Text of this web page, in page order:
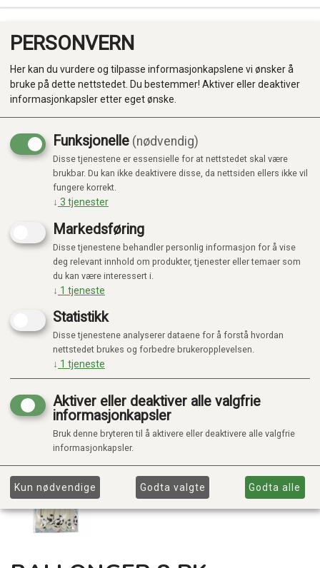
Produkter
Kategorier
PERSONVERN
Her kan du vurdere og tilpasse informasjonkapslene vi ønsker å
bruke på dette nettstedet. Du bestemmer! Aktiver eller deaktiver
informasjonkapsler etter eget ønske.
Funksjonelle (nødvendig)
Disse tjenestene er essensielle for at nettstedet skal være
brukbar. Du kan ikke deaktivere disse, da nettsiden ellers ikke vil
fungere korrekt.
↓ 3 tjenester
Markedsføring
Disse tjenestene behandler personlig informasjon for å vise
deg relevant innhold om produkter, tjenester eller temaer som
du kan være interessert i.
↓ 1 tjeneste
Statistikk
Disse tjenestene analyserer dataene for å forstå hvordan
nettstedet brukes og forbedre brukeropplevelsen.
↓ 1 tjeneste
Aktiver eller deaktiver alle valgfrie
informasjonkapsler
Bruk denne bryteren til å aktivere eller deaktivere alle valgfrie
informasjonkapsler.
Kun nødvendige Godta valgte Godta alle